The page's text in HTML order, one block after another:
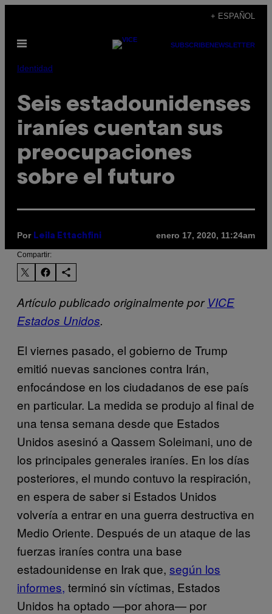
contenido
+ ESPAÑOL
Abrir
SUBSCRIBENEWSLETTER
Identidad
Seis estadounidenses
iraníes cuentan sus
preocupaciones
sobre el futuro
Por Leila Ettachfini enero 17, 2020, 11:24am
Compartir:
Artículo publicado originalmente porVICE
Estados Unidos.
El viernes pasado, el gobierno de Trump
emitió nuevas sanciones contra Irán,
enfocándose en los ciudadanos de ese país
en particular. La medida se produjo al final de
una tensa semana desde que Estados
Unidos asesinó a Qassem Soleimani, uno de
los principales generales iraníes. En los días
posteriores, el mundo contuvo la respiración,
en espera de saber si Estados Unidos
volvería a entrar en una guerra destructiva en
Medio Oriente. Después de un ataque de las
fuerzas iraníes contra una base
estadounidense en Irak que, según los
informes, terminó sin víctimas, Estados
Unidos ha optado —por ahora— por